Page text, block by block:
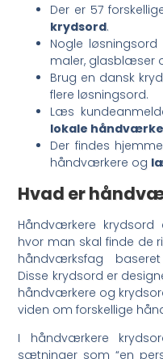
Der er 57
krydsord.
Nogle
maler, glasblæser
Brug en dansk
flere løsningsord.
Læs
lokale
Der findes
håndværkere og
Hvad er
Håndværkere krydsord
hvor man skal finde de
håndværksfag
Disse krydsord er
håndværkere og
viden om forskellige
I håndværkere
sætninger som “en